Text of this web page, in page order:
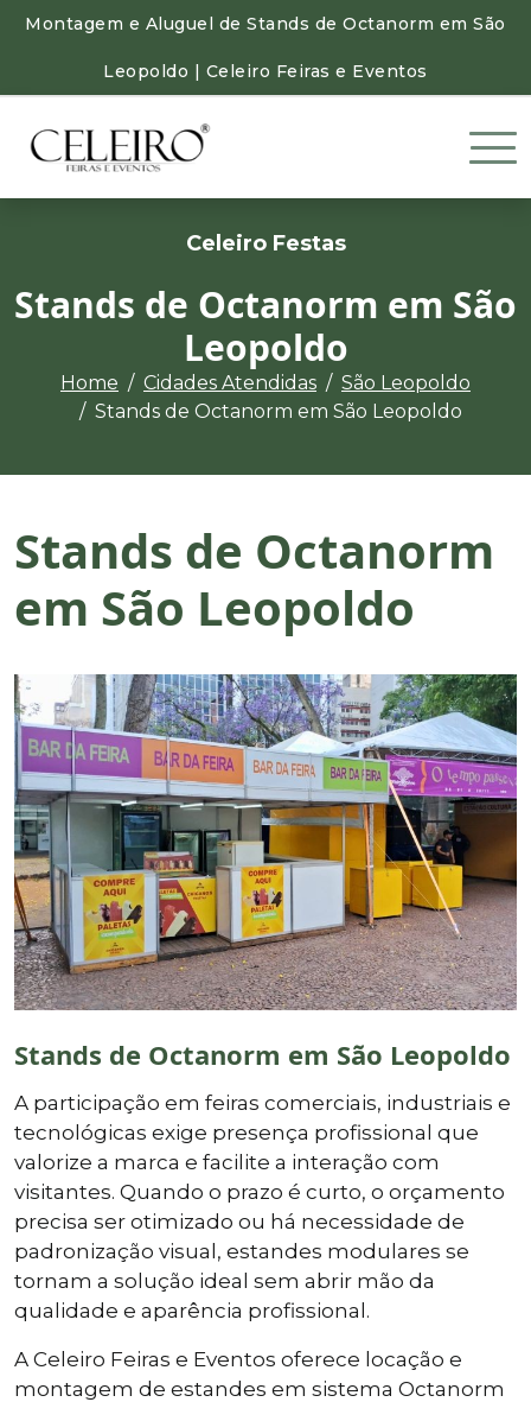
Montagem e Aluguel de Stands de Octanorm em São
Leopoldo | Celeiro Feiras e Eventos
Celeiro Festas
Stands de Octanorm em São
Leopoldo
Home Cidades Atendidas
São Leopoldo
Stands de Octanorm em São Leopoldo
Stands de Octanorm
em São Leopoldo
Stands de Octanorm em São Leopoldo
A participação em feiras comerciais, industriais e
tecnológicas exige presença profissional que
valorize a marca e facilite a interação com
visitantes. Quando o prazo é curto, o orçamento
precisa ser otimizado ou há necessidade de
padronização visual, estandes modulares se
tornam a solução ideal sem abrir mão da
qualidade e aparência profissional.
A Celeiro Feiras e Eventos oferece locação e
montagem de estandes em sistema Octanorm